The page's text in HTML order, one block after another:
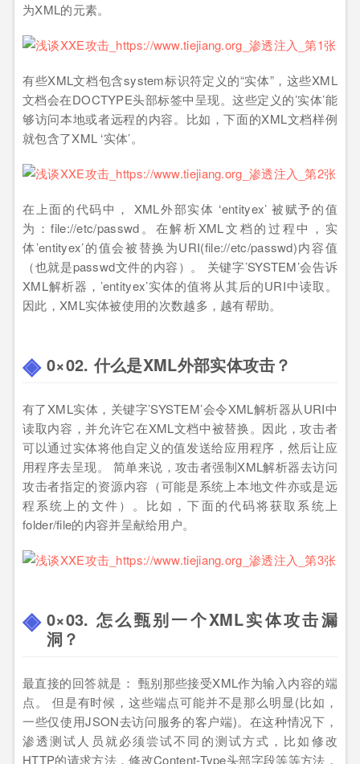
为XML的元素。
有些XML文档包含system标识符定义的“实体”，这些XML
文档会在DOCTYPE头部标签中呈现。这些定义的’实体’能
够访问本地或者远程的内容。比如，下面的XML文档样例
就包含了XML ‘实体’。
在上面的代码中， XML外部实体 ‘entityex’ 被赋予的值
为：file://etc/passwd。在解析XML文档的过程中，实
体’entityex’的值会被替换为URI(file://etc/passwd)内容值
（也就是passwd文件的内容）。 关键字’SYSTEM’会告诉
XML解析器，’entityex’实体的值将从其后的URI中读取。
因此，XML实体被使用的次数越多，越有帮助。
0×02. 什么是XML外部实体攻击？
有了XML实体，关键字’SYSTEM’会令XML解析器从URI中
读取内容，并允许它在XML文档中被替换。因此，攻击者
可以通过实体将他自定义的值发送给应用程序，然后让应
用程序去呈现。 简单来说，攻击者强制XML解析器去访问
攻击者指定的资源内容（可能是系统上本地文件亦或是远
程系统上的文件）。比如，下面的代码将获取系统上
folder/file的内容并呈献给用户。
0×03. 怎么甄别一个XML实体攻击漏
洞？
最直接的回答就是： 甄别那些接受XML作为输入内容的端
点。 但是有时候，这些端点可能并不是那么明显(比如，
一些仅使用JSON去访问服务的客户端)。在这种情况下，
渗透测试人员就必须尝试不同的测试方式，比如修改
HTTP的请求方法，修改Content-Type头部字段等等方法，